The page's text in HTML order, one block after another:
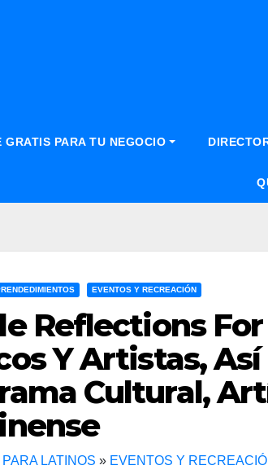
GRATIS PARA TU NEGOCIO
EVENTOS Y RECREACIÓN
Reflections
Y Artistas,
Cultural,
LATINOS » EVENTOS Y